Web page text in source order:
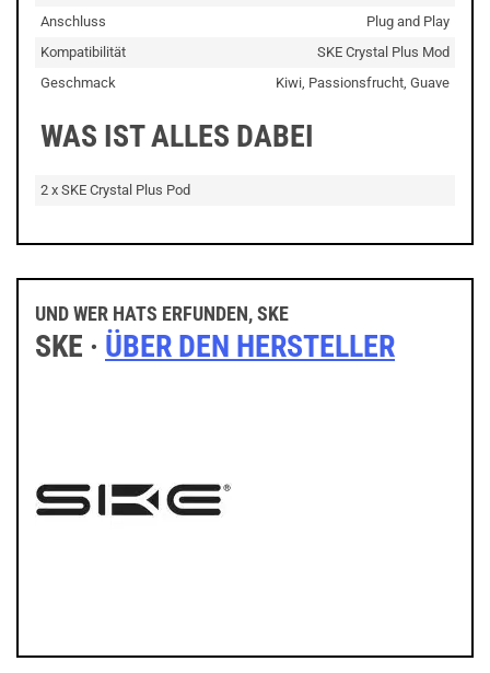
Anschluss
Plug and Play
Kompatibilität
SKE Crystal Plus Mod
Geschmack
Kiwi, Passionsfrucht, Guave
WAS IST ALLES DABEI
2 x SKE Crystal Plus Pod
UND WER HATS ERFUNDEN, SKE
SKE · ÜBER DEN HERSTELLER